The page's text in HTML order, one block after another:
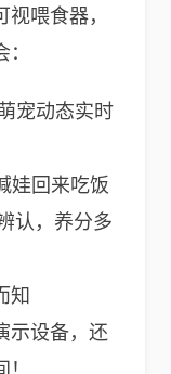
喂食器，
宠动态实时
娃回来吃饭
认，养分多
知
示设备，还